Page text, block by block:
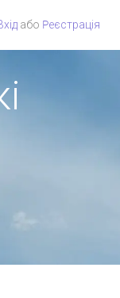
або Pеєстрація